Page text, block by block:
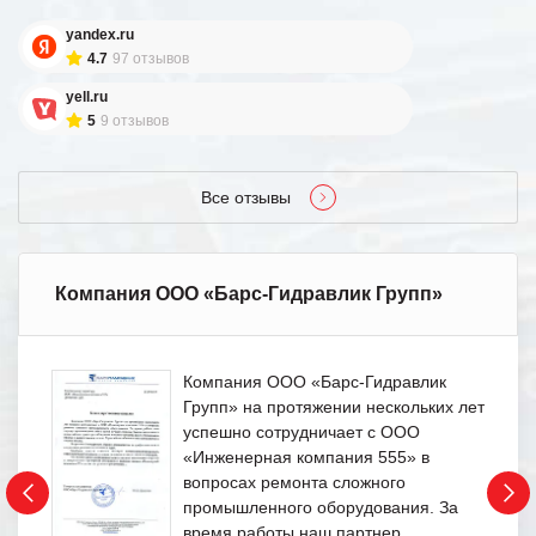
yandex.ru
4.7 97 отзывов
yell.ru
5 9 отзывов
Все отзывы
Компания ООО «Барс-Гидравлик Групп»
Компания ООО «Барс-Гидравлик
Групп» на протяжении нескольких лет
успешно сотрудничает с ООО
«Инженерная компания 555» в
вопросах ремонта сложного
промышленного оборудования. За